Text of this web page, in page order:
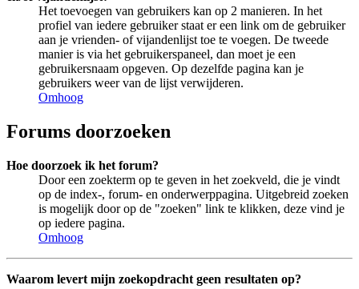
Het toevoegen van gebruikers kan op 2 manieren. In het
profiel van iedere gebruiker staat er een link om de gebruiker
aan je vrienden- of vijandenlijst toe te voegen. De tweede
manier is via het gebruikerspaneel, dan moet je een
gebruikersnaam opgeven. Op dezelfde pagina kan je
gebruikers weer van de lijst verwijderen.
Omhoog
Forums doorzoeken
Hoe doorzoek ik het forum?
Door een zoekterm op te geven in het zoekveld, die je vindt
op de index-, forum- en onderwerppagina. Uitgebreid zoeken
is mogelijk door op de "zoeken" link te klikken, deze vind je
op iedere pagina.
Omhoog
Waarom levert mijn zoekopdracht geen resultaten op?